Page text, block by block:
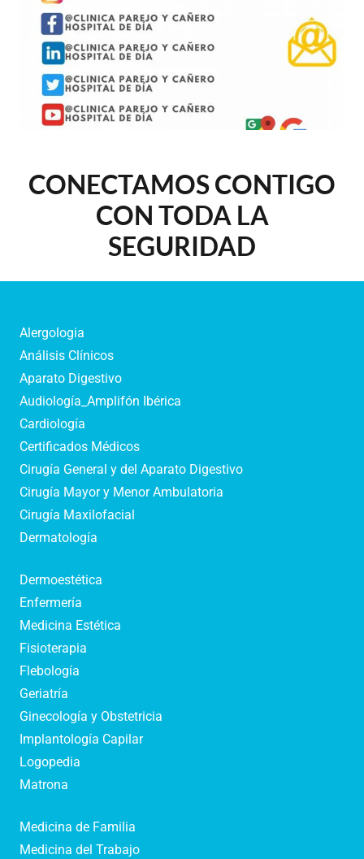
CONECTAMOS CONTIGO
CON TODA LA
SEGURIDAD
Alergologia
Análisis Clínicos
Aparato Digestivo
Audiología_Amplifón Ibérica
Cardiología
Certificados Médicos
Cirugía General y del Aparato Digestivo
Cirugía Mayor y Menor Ambulatoria
Cirugía Maxilofacial
Dermatología
Dermoestética
Enfermería
Medicina Estética
Fisioterapia
Flebología
Geriatría
Ginecología y Obstetricia
Implantología Capilar
Logopedia
Matrona
Medicina de Familia
Medicina del Trabajo